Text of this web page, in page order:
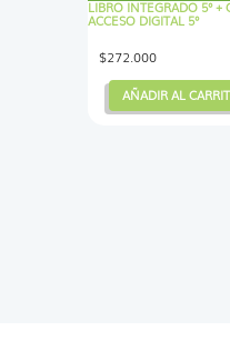
LIBRO INTEGRADO 5° +
ACCESO DIGITAL 5°
$272.000
AÑADIR AL